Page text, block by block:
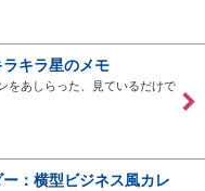
キラ星のメモ
をあしらった、見ているだけで
：横型ビジネス風カレ